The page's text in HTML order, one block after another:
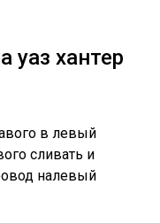
уаз хантер
в левый
сливать и
налевый